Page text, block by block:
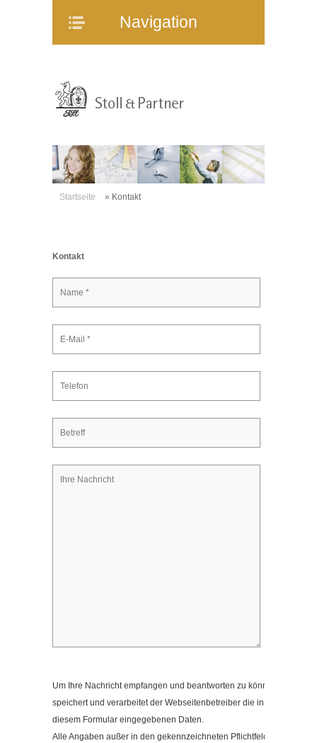
Navigation
Navigation
Mitarbeiter
WEG-Verwaltung
Online-Service
Partner
Kontakt
Datenschutzerklärung
Startseite » Kontakt
Kontakt
Um Ihre Nachricht empfangen und beantworten zu können,
speichert und verarbeitet der Webseitenbetreiber die in
diesem Formular eingegebenen Daten.
Alle Angaben außer in den gekennzeichneten Pflichtfeldern